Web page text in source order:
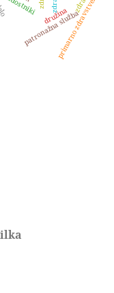
družina
patronažna služba